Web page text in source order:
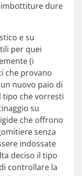
imbottiture dure
e su
per quei
(i
che provano
nuovo paio di
che vorresti
su
che offrono
senza
indossate
deciso il tipo
controllare la